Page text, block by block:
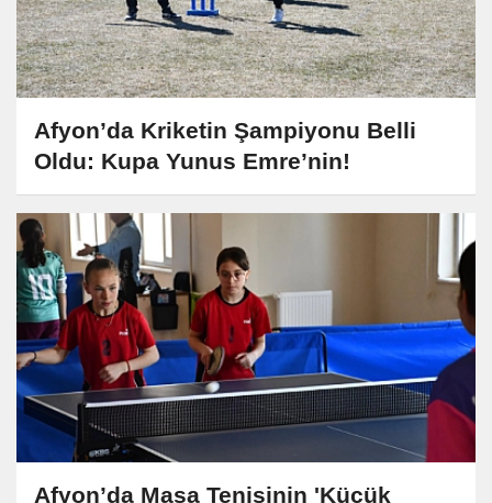
Afyon’da Kriketin Şampiyonu Belli
Oldu: Kupa Yunus Emre’nin!
Afyon’da Masa Tenisinin 'Küçük